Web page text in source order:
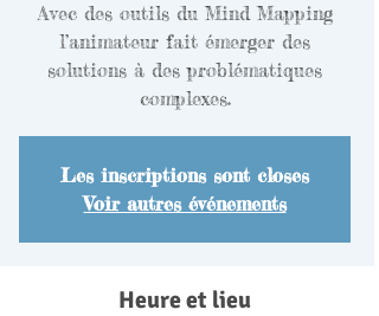
Avec des outils du Mind Mapping
l’animateur fait émerger des
solutions à des problématiques
complexes.
Les inscriptions sont closes
Voir autres événements
Heure et lieu